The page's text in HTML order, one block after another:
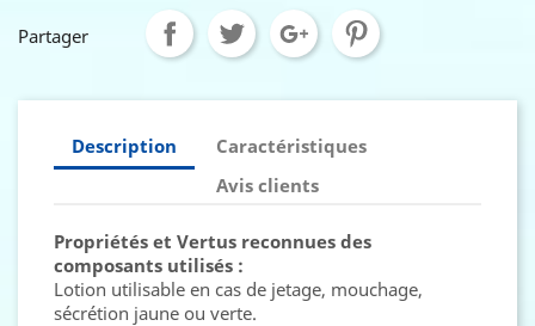
Partager
Description
Caractéristiques
Avis clients
Propriétés et Vertus reconnues des
composants utilisés :
Lotion utilisable en cas de jetage, mouchage,
sécrétion jaune ou verte.